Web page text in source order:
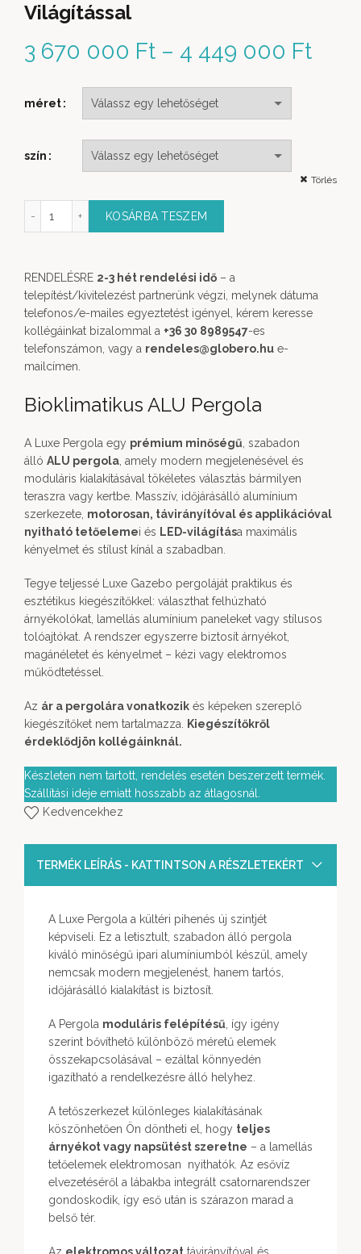
Világítással
3 670 000 Ft – 4 449 000 Ft
méret
szín
Törlés
Nyitható Tetővel és LED Világítással mennyiség
KOSÁRBA TESZEM
RENDELÉSRE 2-3 hét rendelési idő – a
telepítést/kivitelezést partnerünk végzi, melynek dátuma
telefonos/e-mailes egyeztetést igényel, kérem keresse
kollégáinkat bizalommal a +36 30 8989547-es
telefonszámon, vagy a rendeles@globero.hu e-
mailcímen.
Bioklimatikus ALU Pergola
A Luxe Pergola egy prémium minőségű , szabadon
álló ALU pergola , amely modern megjelenésével és
moduláris kialakításával tökéletes választás bármilyen
teraszra vagy kertbe. Masszív, időjárásálló alumínium
szerkezete, motorosan, távirányítóval és applikációval
nyitható tetőelemei és LED-világítása maximális
kényelmet és stílust kínál a szabadban.
Tegye teljessé Luxe Gazebo pergoláját praktikus és
esztétikus kiegészítőkkel: választhat felhúzható
árnyékolókat, lamellás alumínium paneleket vagy stílusos
tolóajtókat. A rendszer egyszerre biztosít árnyékot,
magánéletet és kényelmet – kézi vagy elektromos
működtetéssel.
Az ár a pergolára vonatkozik és képeken szereplő
kiegészítőket nem tartalmazza.
Kiegészítőkről
érdeklődjön kollégáinknál.
Készleten nem tartott, rendelés esetén beszerzett termék.
Szállítási ideje emiatt hosszabb az átlagosnál.
Kedvencekhez
TERMÉK LEÍRÁS - KATTINTSON A RÉSZLETEKÉRT
A Luxe Pergola a kültéri pihenés új szintjét
képviseli. Ez a letisztult, szabadon álló pergola
kiváló minőségű ipari alumíniumból készül, amely
nemcsak modern megjelenést, hanem tartós,
időjárásálló kialakítást is biztosít.
A Pergola moduláris felépítésű , így igény
szerint bővíthető különböző méretű elemek
összekapcsolásával – ezáltal könnyedén
igazítható a rendelkezésre álló helyhez.
A tetőszerkezet különleges kialakításának
köszönhetően Ön döntheti el, hogy teljes
árnyékot vagy napsütést szeretne – a lamellás
tetőelemek elektromosan nyithatók. Az esővíz
elvezetéséről a lábakba integrált csatornarendszer
gondoskodik, így eső után is szárazon marad a
belső tér.